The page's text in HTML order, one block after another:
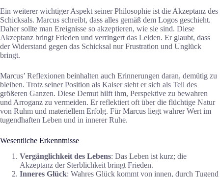
Ein weiterer wichtiger Aspekt seiner Philosophie ist die Akzeptanz des
Schicksals. Marcus schreibt, dass alles gemäß dem Logos geschieht.
Daher sollte man Ereignisse so akzeptieren, wie sie sind. Diese
Akzeptanz bringt Frieden und verringert das Leiden. Er glaubt, dass
der Widerstand gegen das Schicksal nur Frustration und Unglück
bringt.
Marcus’ Reflexionen beinhalten auch Erinnerungen daran, demütig zu
bleiben. Trotz seiner Position als Kaiser sieht er sich als Teil des
größeren Ganzen. Diese Demut hilft ihm, Perspektive zu bewahren
und Arroganz zu vermeiden. Er reflektiert oft über die flüchtige Natur
von Ruhm und materiellem Erfolg. Für Marcus liegt wahrer Wert im
tugendhaften Leben und in innerer Ruhe.
Wesentliche Erkenntnisse
Vergänglichkeit des Lebens: Das Leben ist kurz; die
Akzeptanz der Sterblichkeit bringt Frieden.
Inneres Glück: Wahres Glück kommt von innen, durch Tugend